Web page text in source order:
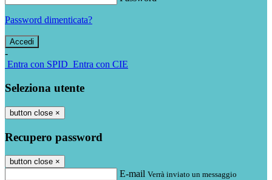
Password dimenticata?
-
Entra con SPID Entra con CIE
Seleziona utente
button close ×
Recupero password
button close ×
E-mail Verrà inviato un messaggio